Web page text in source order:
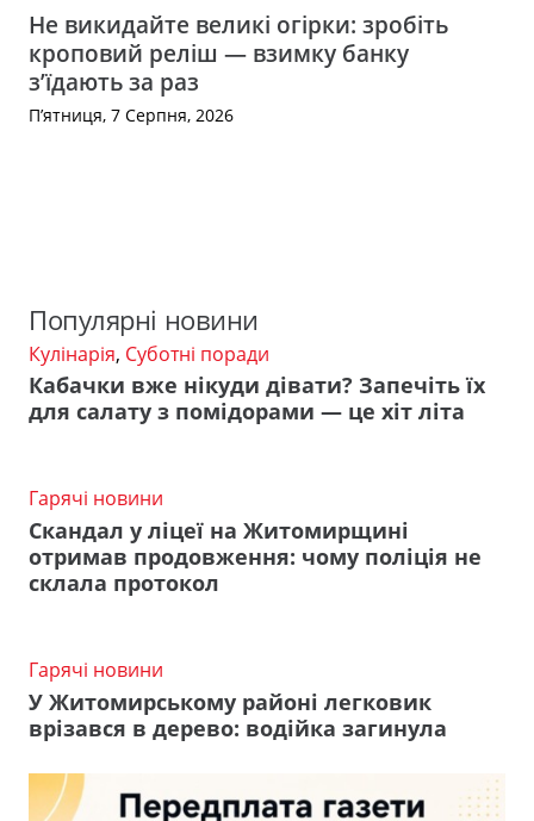
Не викидайте великі огірки: зробіть
кроповий реліш — взимку банку
з’їдають за раз
П’ятниця, 7 Серпня, 2026
Популярні новини
Кулінарія, Суботні поради
Кабачки вже нікуди дівати? Запечіть їх
для салату з помідорами — це хіт літа
Гарячі новини
Скандал у ліцеї на Житомирщині
отримав продовження: чому поліція не
склала протокол
Гарячі новини
У Житомирському районі легковик
врізався в дерево: водійка загинула